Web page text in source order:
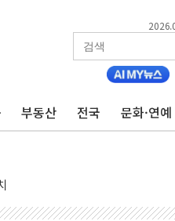
부동산 전국 문화·연예
격차 확대'
며 상승… STOXX 600 지수는